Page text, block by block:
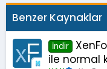
Benzer Kaynaklar
İndir
ile normal